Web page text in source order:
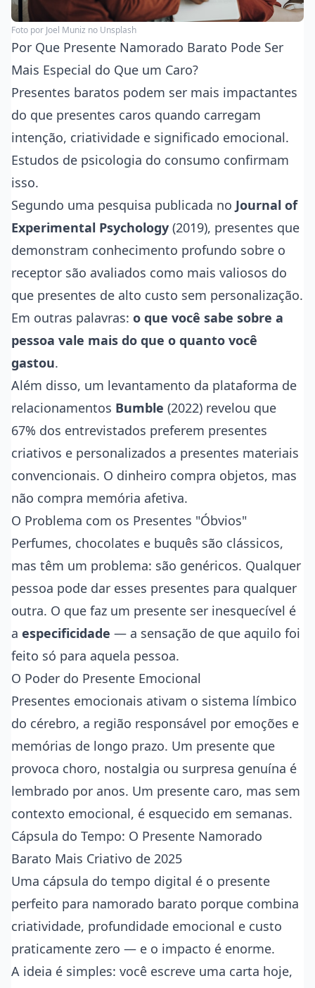
Foto por Joel Muniz no Unsplash
Por Que Presente Namorado Barato Pode Ser
Mais Especial do Que um Caro?
Presentes baratos podem ser mais impactantes
do que presentes caros quando carregam
intenção, criatividade e significado emocional.
Estudos de psicologia do consumo confirmam
isso.
Segundo uma pesquisa publicada no Journal of
Experimental Psychology (2019), presentes que
demonstram conhecimento profundo sobre o
receptor são avaliados como mais valiosos do
que presentes de alto custo sem personalização.
Em outras palavras: o que você sabe sobre a
pessoa vale mais do que o quanto você
gastou.
Além disso, um levantamento da plataforma de
relacionamentos Bumble (2022) revelou que
67% dos entrevistados preferem presentes
criativos e personalizados a presentes materiais
convencionais. O dinheiro compra objetos, mas
não compra memória afetiva.
O Problema com os Presentes "Óbvios"
Perfumes, chocolates e buquês são clássicos,
mas têm um problema: são genéricos. Qualquer
pessoa pode dar esses presentes para qualquer
outra. O que faz um presente ser inesquecível é
a especificidade — a sensação de que aquilo foi
feito só para aquela pessoa.
O Poder do Presente Emocional
Presentes emocionais ativam o sistema límbico
do cérebro, a região responsável por emoções e
memórias de longo prazo. Um presente que
provoca choro, nostalgia ou surpresa genuína é
lembrado por anos. Um presente caro, mas sem
contexto emocional, é esquecido em semanas.
Cápsula do Tempo: O Presente Namorado
Barato Mais Criativo de 2025
Uma cápsula do tempo digital é o presente
perfeito para namorado barato porque combina
criatividade, profundidade emocional e custo
praticamente zero — e o impacto é enorme.
A ideia é simples: você escreve uma carta hoje,